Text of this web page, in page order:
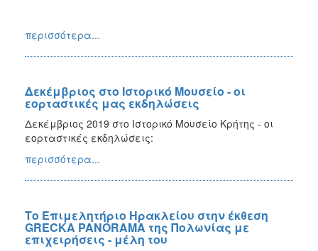
περισσότερα...
Δεκέμβριος στο Ιστορικό Μουσείο - οι
εορταστικές μας εκδηλώσεις
Δεκέμβριος 2019 στο Ιστορικό Μουσείο Κρήτης - οι
εορταστικές εκδηλώσεις:
περισσότερα...
Το Επιμελητήριο Ηρακλείου στην έκθεση
GRECKA PANORAMA της Πολωνίας με
επιχειρήσεις - μέλη του